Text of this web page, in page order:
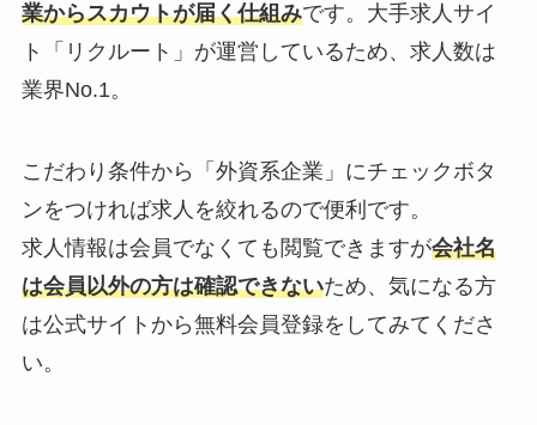
業からスカウトが届く仕組みです。大手求人サイ
ト「リクルート」が運営しているため、求人数は
業界No.1。
こだわり条件から「外資系企業」にチェックボタ
ンをつければ求人を絞れるので便利です。
求人情報は会員でなくても閲覧できますが会社名
は会員以外の方は確認できないため、気になる方
は公式サイトから無料会員登録をしてみてくださ
い。